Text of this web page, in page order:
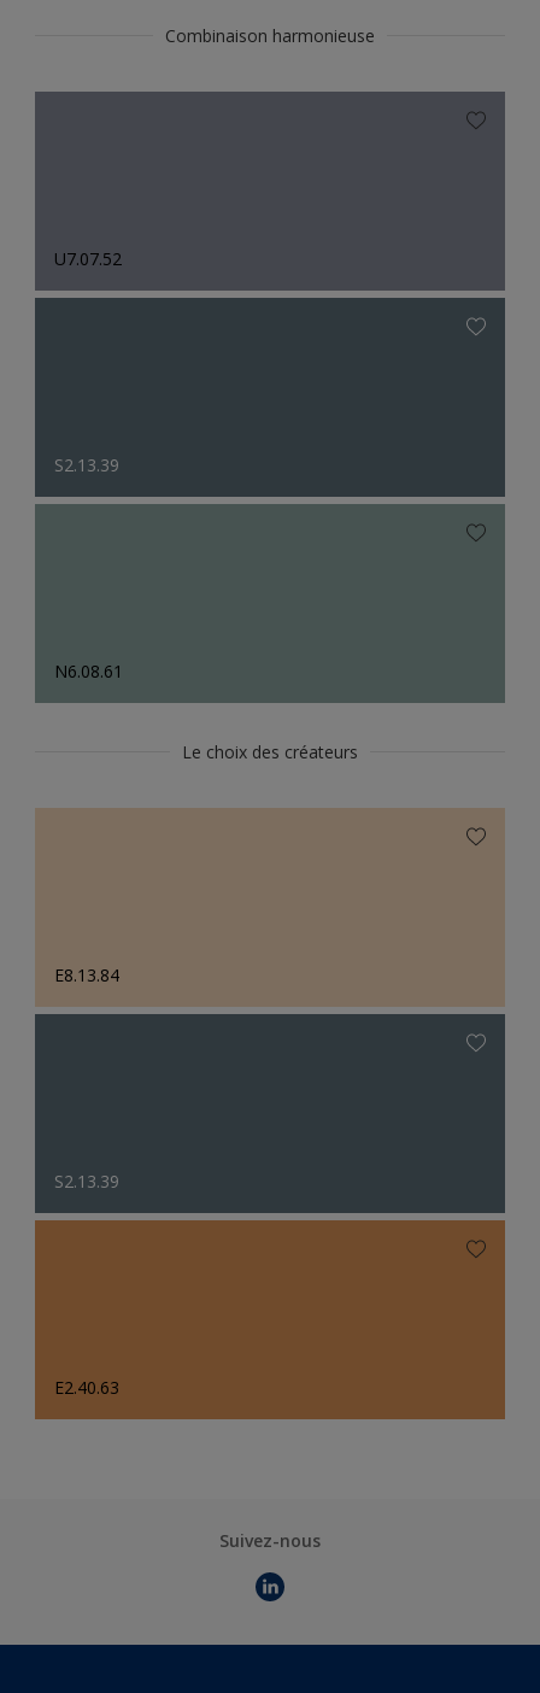
Combinaison harmonieuse
U7.07.52
S2.13.39
N6.08.61
Le choix des créateurs
E8.13.84
S2.13.39
E2.40.63
Suivez-nous